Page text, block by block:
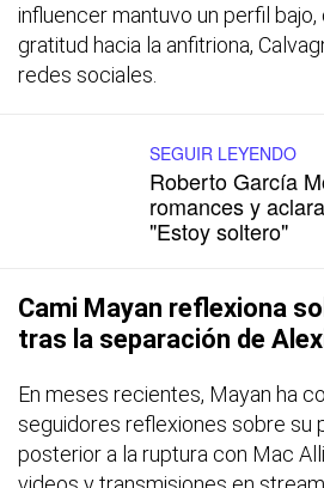
influencer mantuvo un perfil
gratitud hacia la anfitriona,
redes sociales.
SEGUIR LEYENDO
Roberto García
romances y
"Estoy soltero"
Cami Mayan reflexiona
tras la separación de
En meses recientes, Mayan ha
seguidores reflexiones sobre su
posterior a la ruptura con Mac